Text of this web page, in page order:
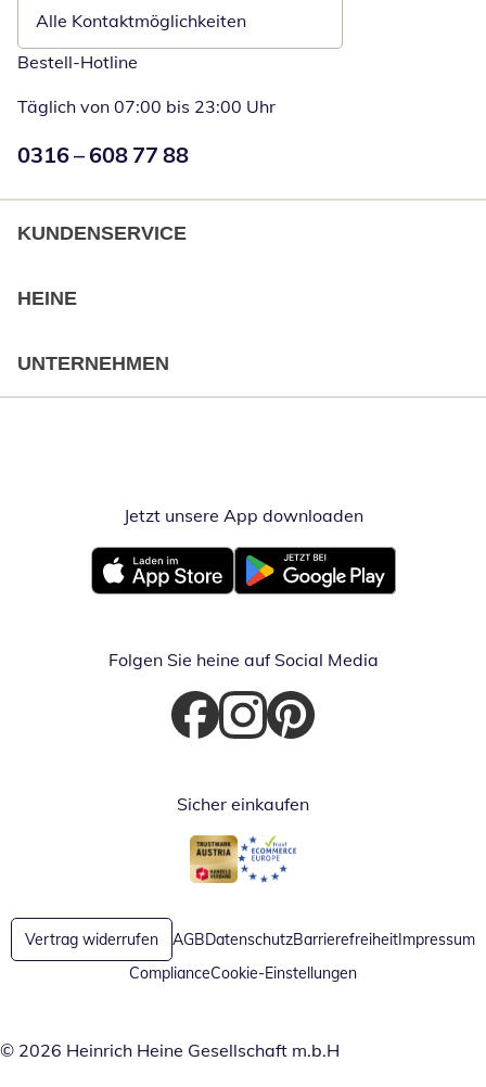
Alle Kontaktmöglichkeiten
Bestell-Hotline
Täglich von 07:00 bis 23:00 Uhr
Numéro de téléphone:
0316 – 608 77 88
KUNDENSERVICE
HEINE
UNTERNEHMEN
Jetzt unsere App downloadenÖffnet in
Öffnet in neuem FensterÖffnet in neuem Fenster
Folgen Sie heine auf Social Media
Öffnet in neuem Fenster
Öffnet in neuem Fenster
Öffnet in neuem Fenster
Sicher einkaufen
Öffnet in neuem Fenster
Öffnet in neuem Fenster
Vertrag widerrufen AGBDatenschutzBarrierefreiheitImpressum
ComplianceCookie-Einstellungen
© 2026 Heinrich Heine Gesellschaft m.b.H